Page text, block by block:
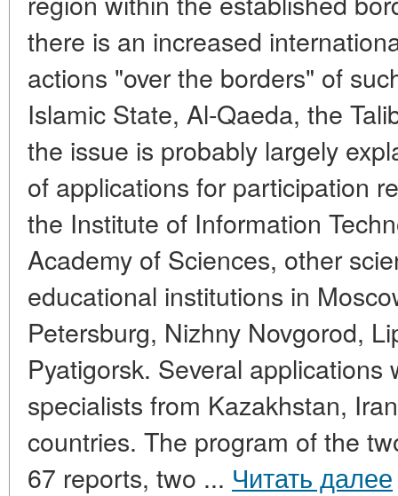
there is an increased
actions "over the borders" of
Islamic State, Al-Qaeda, the
the issue is probably largely
of applications for participation
the Institute of Information
Academy of Sciences, other
educational institutions in
Petersburg, Nizhny Novgorod,
Pyatigorsk. Several applications
specialists from Kazakhstan,
countries. The program of the
67 reports, two ... Читать далее